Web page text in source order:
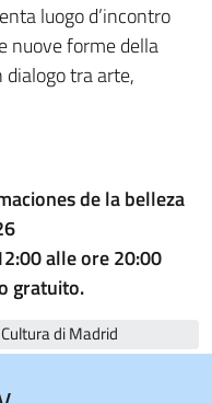
luogo d’incontro
nuove forme della
tra arte,
de la belleza
alle ore 20:00
gratuito.
di Madrid